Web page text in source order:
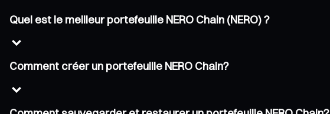
Quel est le meilleur portefeuille NERO Chain (NERO) ?
Comment créer un portefeuille NERO Chain?